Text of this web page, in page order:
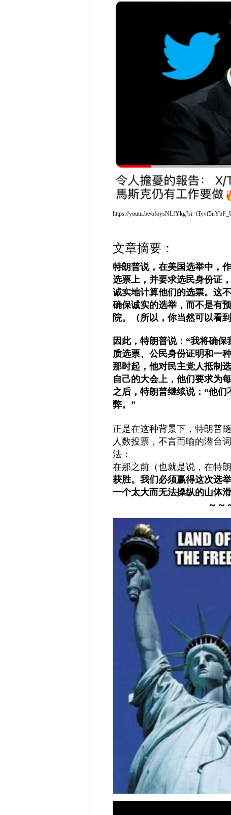
https://youtu.be/
文章摘要：
特朗普说，在美国选举中，
选票上，并要求选民身份证
诚实地计算他们的选票。这
确保诚实的选举，而不是有
院。（所以，你当然可以看
因此，特朗普说：“我将确
质选票、公民身份证明和一
那时起，他对民主党人抵制
自己的大会上，他们要求为
之后，特朗普继续说：“他
弊。”
正是在这种背景下，特朗普
人数投票，不言而喻的潜台
法：
在那之前（也就是说，在特
获胜。我们必须赢得这次选
一个太大而无法操纵的山体滑
～～